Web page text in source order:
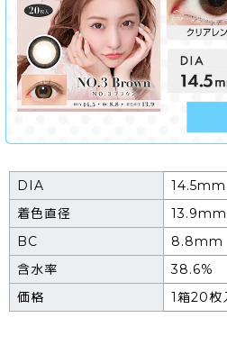
DIA
14.5mm
着色直径
13.9mm
BC
8.8mm
含水率
38.6%
価格
1箱20枚